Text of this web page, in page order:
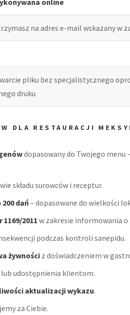
na adres e-mail wskazany w
pliku bez specjalistycznego
druku
DLA RESTAURACJI
dopasowany do Twojego menu
składu surowców i receptur.
200 dań– dopasowane do wielkości
2011 w zakresie informowania o
podczas kontroli sanepidu.
żywności z doświadczeniem w
lub udostępnienia klientom.
aktualizacji wykazu.
za Ciebie.